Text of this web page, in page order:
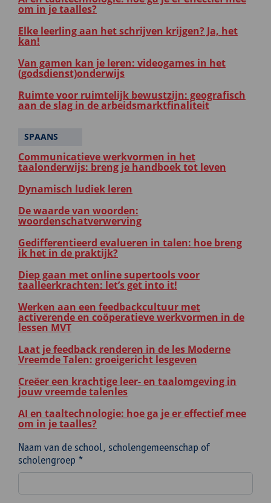
om in je taalles?
Elke leerling aan het schrijven krijgen? Ja, het
kan!
Van gamen kan je leren: videogames in het
(godsdienst)onderwijs
Ruimte voor ruimtelijk bewustzijn: geografisch
aan de slag in de arbeidsmarktfinaliteit
SPAANS
Communicatieve werkvormen in het
taalonderwijs: breng je handboek tot leven
Dynamisch ludiek leren
De waarde van woorden:
woordenschatverwerving
Gedifferentieerd evalueren in talen: hoe breng
ik het in de praktijk?
Diep gaan met online supertools voor
taalleerkrachten: let’s get into it!
Werken aan een feedbackcultuur met
activerende en coöperatieve werkvormen in de
lessen MVT
Laat je feedback renderen in de les Moderne
Vreemde Talen: groeigericht lesgeven
Creëer een krachtige leer- en taalomgeving in
jouw vreemde talenles
AI en taaltechnologie: hoe ga je er effectief mee
om in je taalles?
Naam van de school, scholengemeenschap of
scholengroep *